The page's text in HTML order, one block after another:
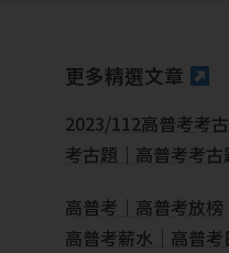
更多精選文章
2023/112高普考考
考古題｜高普考考古
高普考｜高普考放榜
高普考薪水｜高普